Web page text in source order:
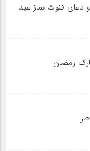
دعای قنوت نماز عید
رمضان